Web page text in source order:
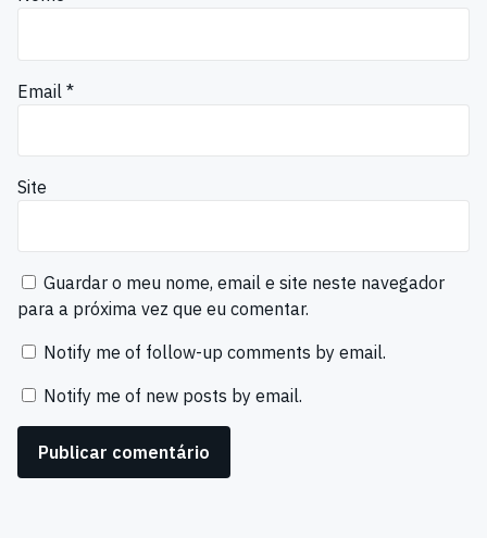
Email *
Site
Guardar o meu nome, email e site neste navegador
para a próxima vez que eu comentar.
Notify me of follow-up comments by email.
Notify me of new posts by email.